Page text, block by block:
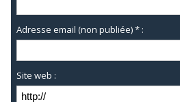
Adresse email (non publiée) * :
Site web :